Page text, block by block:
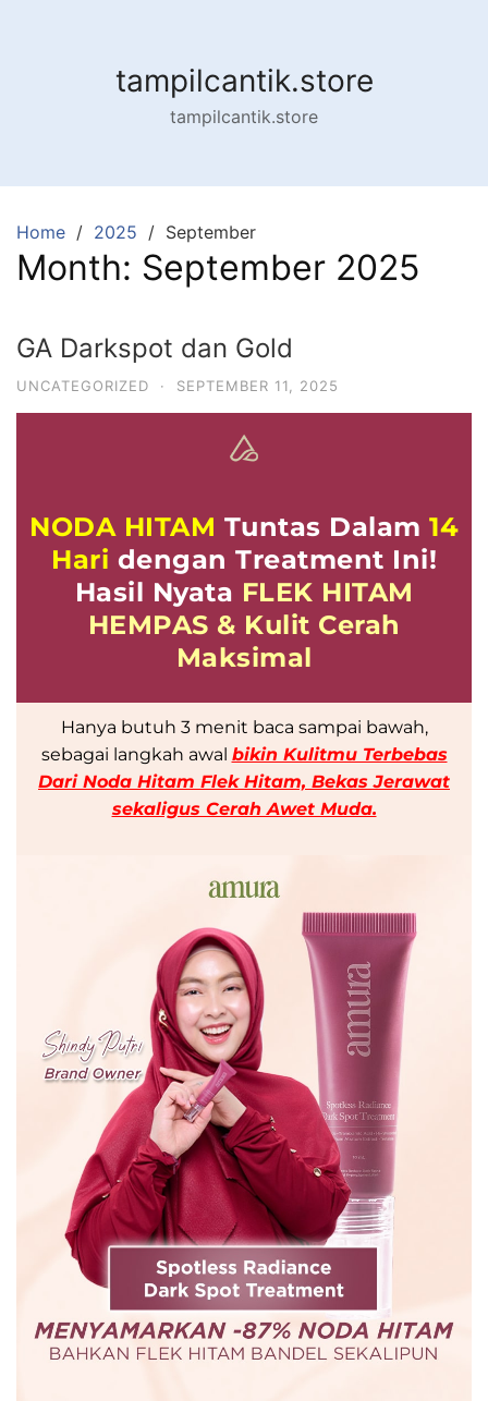
tampilcantik.store
tampilcantik.store
Home 2025 September
Month: September 2025
GA Darkspot dan Gold
UNCATEGORIZED · SEPTEMBER 11, 2025
NODA HITAM Tuntas Dalam 14
Hari dengan Treatment Ini!
Hasil Nyata FLEK HITAM
HEMPAS & Kulit Cerah
Maksimal
Hanya butuh 3 menit baca sampai bawah,
sebagai langkah awal bikin Kulitmu Terbebas
Dari Noda Hitam Flek Hitam, Bekas Jerawat
sekaligus Cerah Awet Muda.